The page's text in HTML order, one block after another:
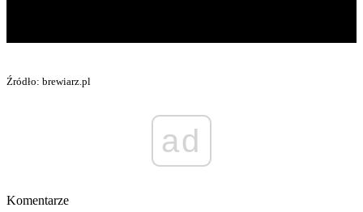
Źródło: brewiarz.pl
ad
Komentarze